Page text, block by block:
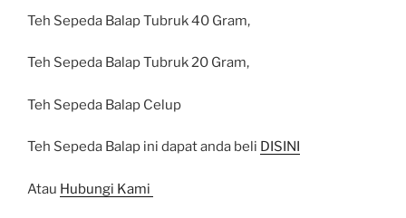
Teh Sepeda Balap Tubruk 40 Gram,
Teh Sepeda Balap Tubruk 20 Gram,
Teh Sepeda Balap Celup
Teh Sepeda Balap ini dapat anda beli DISINI
Atau Hubungi Kami